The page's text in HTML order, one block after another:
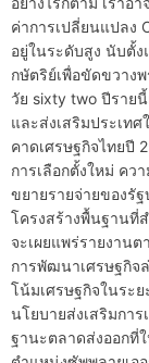
ค่าการเปลี่ยนแปลง
อยู่ในระดับสูง นับตั้
กษัตริย์เพื่อขัดขวาง
วัย sixty two ปีราย
และส่งเสริมประเท
คาดเศรษฐกิจไทยปี
การเลือกตั้งใหม่ คว
ขยายรายจ่ายของรั
โครงสร้างพื้นฐานที่
จะเผยแพร่รายงาน
การพัฒนาเศรษฐกิจ
โน้มเศรษฐกิจในระ
นโยบายส่งเสริมกา
ฐานะตลาดส่งออกที่